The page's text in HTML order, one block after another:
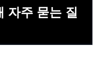
자주 묻는 질